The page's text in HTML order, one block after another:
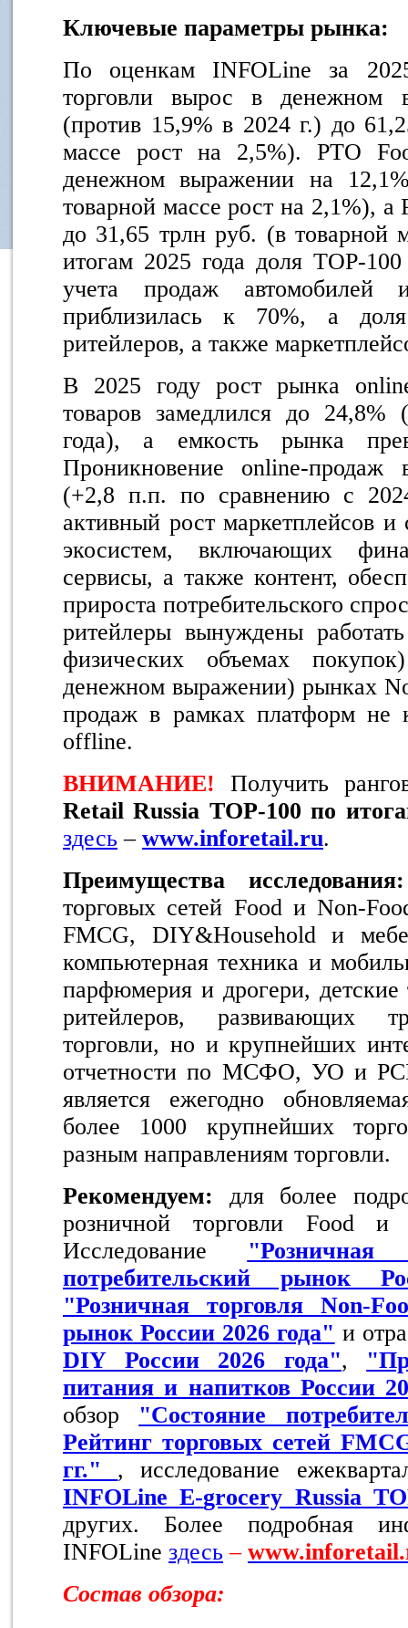
Ключевые параметры рынка:
По оценкам INFOLine за
торговли вырос в
(против 15,9% в 2024 г.) до
массе рост на 2,5%). РТО
денежном выражении на
товарной массе рост на 2,1%),
до 31,65 трлн руб. (в товарной
итогам 2025 года доля TOP-
учета продаж автомобилей
приблизилась к 70%, а
ритейлеров, а также
В 2025 году рост рынка
товаров замедлился до
года), а емкость рынка
Проникновение online-
(+2,8 п.п. по сравнению с
активный рост маркетплейсов
экосистем, включающих
сервисы, а также контент,
прироста потребительского
ритейлеры вынуждены
физических объемах
денежном выражении) рынках
продаж в рамках платформ не
offline.
ВНИМАНИЕ!
Получить
Retail Russia ТOP-100 по
здесь – www.inforetail.ru.
Преимущества исследования:
торговых сетей Food и Non-
FMCG, DIY&Household и
компьютерная техника и
парфюмерия и дрогери, детские
ритейлеров, развивающих
торговли, но и крупнейших
отчетности по МСФО, УО и
является ежегодно
более 1000 крупнейших
разным направлениям торговли.
Рекомендуем: для более
розничной торговли Food и
Исследование
потребительский рынок
"Розничная торговля Non-
рынок России 2026 года" и
DIY России 2026 года",
питания и напитков России
обзор "Состояние
Рейтинг торговых сетей
гг."
, исследование
INFOLine E-grocery Russia
других. Более подробная
INFOLine здесь – www
Состав обзора: